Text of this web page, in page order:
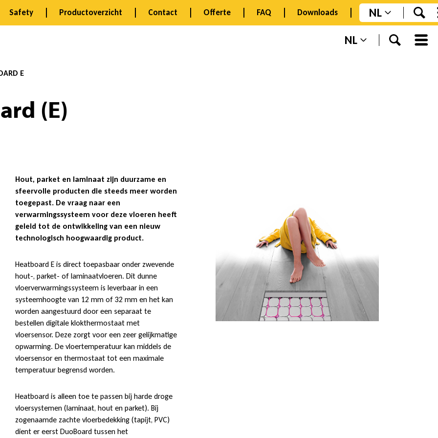
Safety Productoverzicht Contact Offerte FAQ Downloads
NL
NL
E
(E)
Hout, parket en laminaat zijn duurzame en
sfeervolle producten die steeds meer worden
toegepast. De vraag naar een
verwarmingssysteem voor deze vloeren heeft
geleid tot de ontwikkeling van een nieuw
technologisch hoogwaardig product.
Heatboard E is direct toepasbaar onder zwevende
hout-, parket- of laminaatvloeren. Dit dunne
vloerverwarmingssysteem is leverbaar in een
systeemhoogte van 12 mm of 32 mm en het kan
worden aangestuurd door een separaat te
bestellen digitale klokthermostaat met
vloersensor. Deze zorgt voor een zeer gelijkmatige
opwarming. De vloertemperatuur kan middels de
vloersensor en thermostaat tot een maximale
temperatuur begrensd worden.
Heatboard is alleen toe te passen bij harde droge
vloersystemen (laminaat, hout en parket). Bij
zogenaamde zachte vloerbedekking (tapijt, PVC)
dient er eerst DuoBoard tussen het